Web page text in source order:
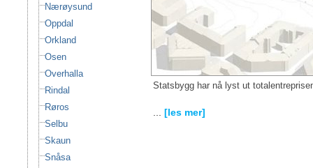
Nærøysund
Oppdal
Orkland
Osen
Overhalla
Rindal
Røros
Selbu
Skaun
Snåsa
Statsbygg har nå lyst ut
[les mer]